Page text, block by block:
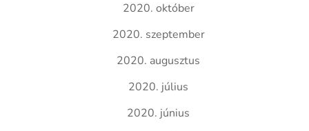
2020. október
2020. szeptember
2020. augusztus
2020. július
2020. június